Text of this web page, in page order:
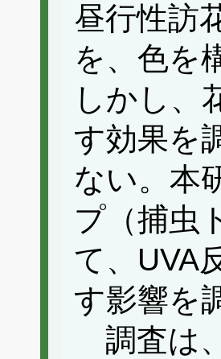
昼行性訪
を、色を
しかし、
す効果を
ない。本
プ（捕虫
て、UVA
す影響を
調査は